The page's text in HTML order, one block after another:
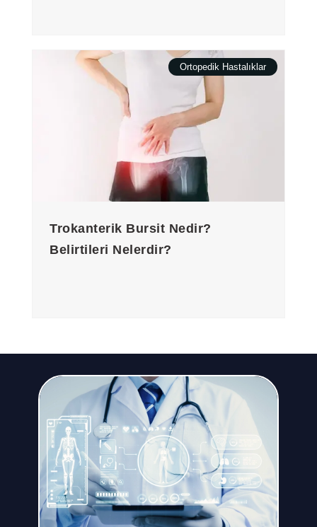
Ortopedik Hastalıklar
Trokanterik Bursit Nedir?
Belirtileri Nelerdir?